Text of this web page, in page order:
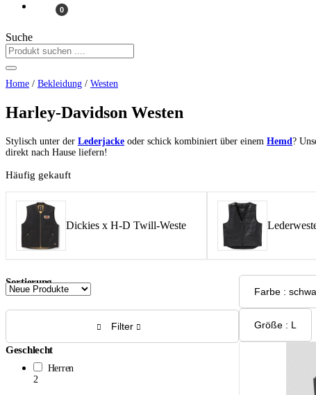
0
Suche
Home / Bekleidung / Westen
Harley-Davidson Westen
Stylisch unter der Lederjacke oder schick kombiniert über einem Hemd?
direkt nach Hause liefern!
Häufig gekauft
Dickies x H-D Twill-Weste
Sortierung
Filter
Geschlecht
Herren
2
Farbe :
Größe : L